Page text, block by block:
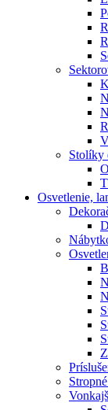
Stolíky
Osvetlenie,